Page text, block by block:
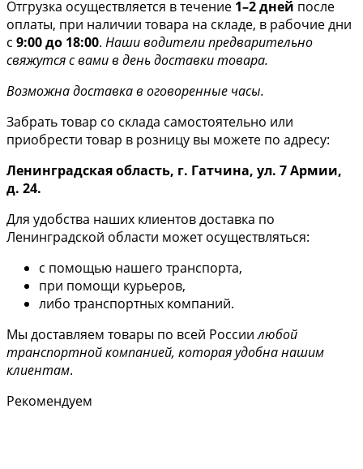
Отгрузка осуществляется в течение 1–2 дней после
оплаты, при наличии товара на складе, в рабочие дни
с 9:00 до 18:00. Наши водители предварительно
свяжутся с вами в день доставки товара.
Возможна доставка в оговоренные часы.
Забрать товар со склада самостоятельно или
приобрести товар в розницу вы можете по адресу:
Ленинградская область, г. Гатчина, ул. 7 Армии,
д. 24.
Для удобства наших клиентов доставка по
Ленинградской области может осуществляться:
с помощью нашего транспорта,
при помощи курьеров,
либо транспортных компаний.
Мы доставляем товары по всей Россиилюбой
транспортной компанией, которая удобна нашим
клиентам.
Рекомендуем